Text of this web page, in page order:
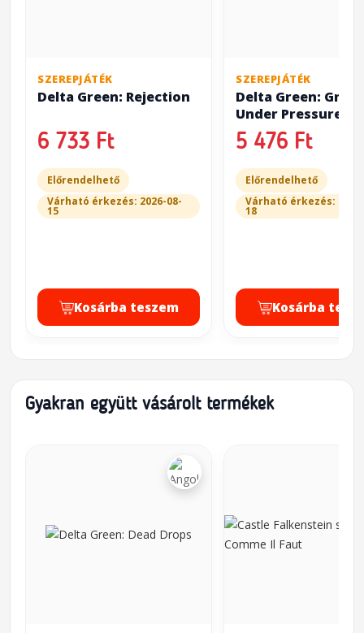
SZEREPJÁTÉK
Delta Green: Rejection
6 733 Ft
Előrendelhető
Várható érkezés: 2026-08-
15
Kosárba teszem
SZEREPJÁTÉK
Delta Green: Grace
Under Pressure
5 476 Ft
Előrendelhető
Várható érkezés:
18
Kosárba
Gyakran együtt vásárolt termékek